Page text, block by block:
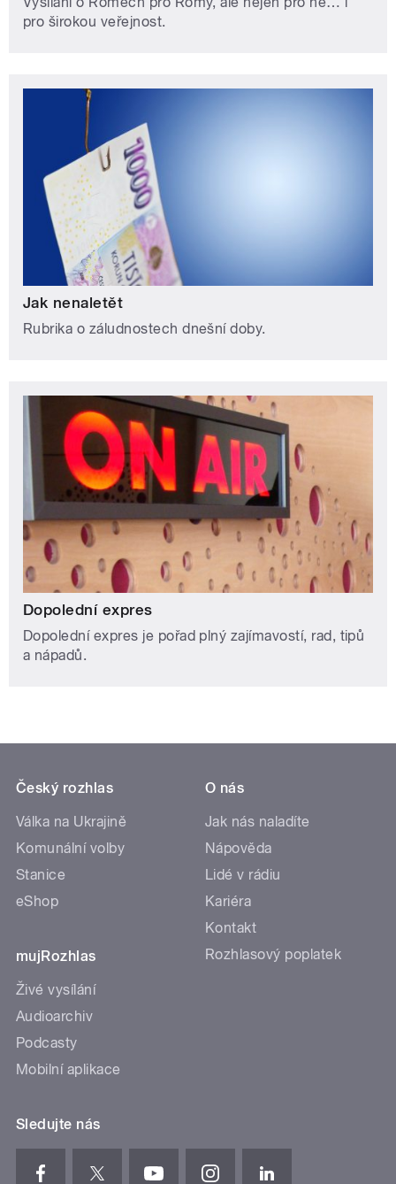
pro širokou veřejnost.
Jak nenaletět
Rubrika o záludnostech dnešní doby.
Dopolední expres
Dopolední expres je pořad plný zajímavostí, rad, tipů
a nápadů.
Český rozhlas
Válka na Ukrajině
Komunální volby
Stanice
eShop
mujRozhlas
Živé vysílání
Audioarchiv
Podcasty
Mobilní aplikace
O nás
Jak nás naladíte
Nápověda
Lidé v rádiu
Kariéra
Kontakt
Rozhlasový poplatek
Sledujte nás